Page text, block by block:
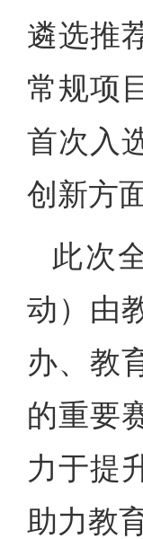
遴选推
常规项
首次入
创新方
此次
动）由
办、教
的重要
力于提
助力教